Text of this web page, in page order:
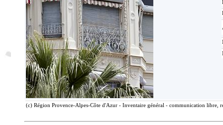
(c) Région Provence-Alpes-Côte d'Azur - Inventaire général - communication libre,